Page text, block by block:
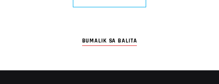
BUMALIK SA BALITA